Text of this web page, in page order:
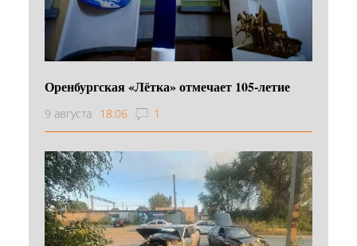
Оренбургская «Лётка» отмечает 105-летие
9 августа 18:06 1